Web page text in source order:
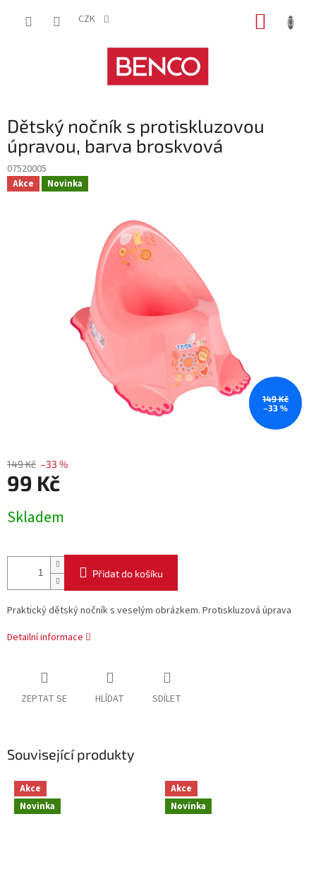
CZK
Dětský nočník s protiskluzovou
úpravou, barva broskvová
07520005
Akce Novinka
149 Kč
–33 %
149 Kč –33 %
99 Kč
cena:
Skladem
Přidat do košíku
Praktický dětský nočník s veselým obrázkem. Protiskluzová úprava
Detailní informace
ZEPTAT SE HLÍDAT SDÍLET
Související produkty
Akce
Novinka
Akce
Novinka